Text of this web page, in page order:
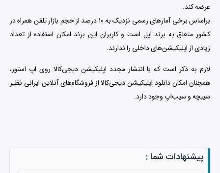
عرضه کند.
براساس برخی آمارهای رسمی نزدیک به ۱۰ درصد از حجم بازار تلفن همراه در
کشور متعلق به برند اپل است و کاربران این برند امکان استفاده از تعداد
زیادی از اپلیکیشن‌های داخلی را ندارند.
لازم به ذکر است که با انتشار مجدد اپلیکیشن دیجی‌کالا روی اپ استور،
همچنان امکان دانلود اپلیکیشن دیجی‌کالا از فروشگاه‌های آنلاین ایرانی نظیر
سیبچه و سیب‌اپ وجود دارد.
پیشنهادات شما :